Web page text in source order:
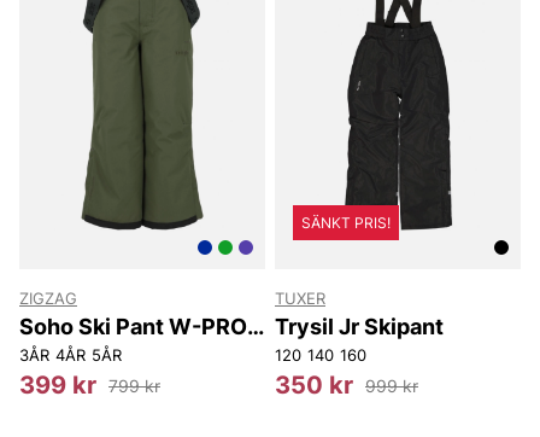
ZIGZAG
Soho Ski Pant W-PRO
10000.
3ÅR 4ÅR 5ÅR
399 kr 799 kr
SÄNKT PRIS!
TUXER
Trysil Jr Skipant
120 140 160
350 kr 999 kr